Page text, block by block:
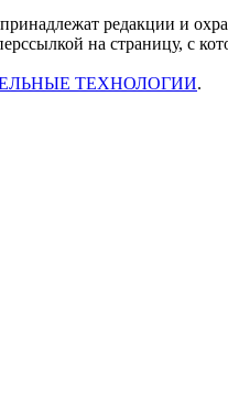
редакции и
на страницу, с
ТЕХНОЛОГИИ.